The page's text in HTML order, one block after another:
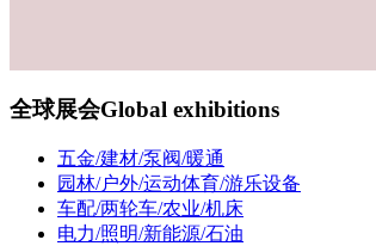
全球展会Global exhibitions
五金/建材/泵阀/暖通
园林/户外/运动体育/游乐设备
车配/两轮车/农业/机床
电力/照明/新能源/石油